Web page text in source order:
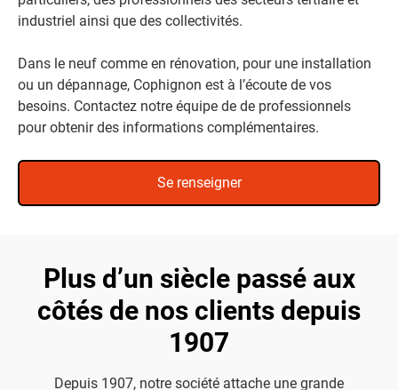
industriel ainsi que des collectivités.
Dans le neuf comme en rénovation, pour une installation
ou un dépannage, Cophignon est à l’écoute de vos
besoins. Contactez notre équipe de de professionnels
pour obtenir des informations complémentaires.
Se renseigner
Plus d’un siècle passé aux
côtés de nos clients depuis
1907
Depuis 1907, notre société attache une grande